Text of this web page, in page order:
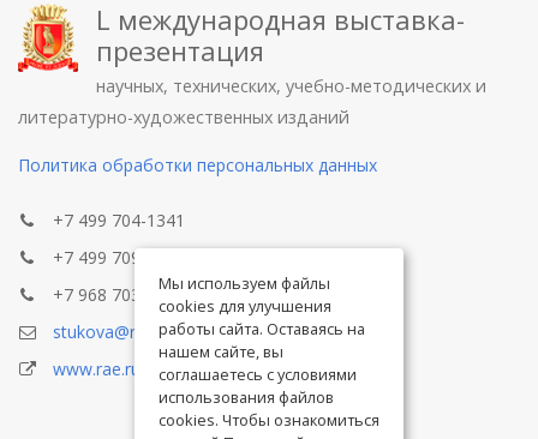
L международная выставка-
презентация
научных, технических, учебно-методических и
литературно-художественных изданий
Политика обработки персональных данных
+7 499 704-1341
+7 499 709-8104
+7 968 703-8433
stukova@rae.ru
www.rae.ru
Мы используем файлы
cookies для улучшения
работы сайта. Оставаясь на
нашем сайте, вы
соглашаетесь с условиями
использования файлов
cookies. Чтобы ознакомиться